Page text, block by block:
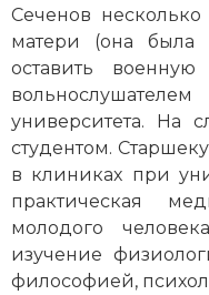
Северная Америка
Социально-
Специальные
СССР
Южная Америка
Сеченов
матери (она была
оставить
университета. На
студентом.
в клиниках при
практическая
молодого
изучение
философией,